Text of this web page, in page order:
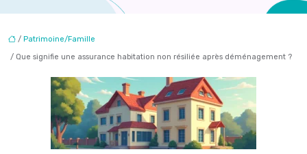
/ Patrimoine/Famille
/ Que signifie une assurance habitation non résiliée après déménagement ?